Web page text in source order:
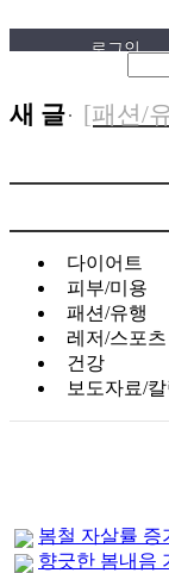
로그인
새 글 [패션/
[보도
와 배트
이 위..
[건강]
효능..
[건강]
예방수..
[보도자
공간 ‘오
[보도
손잡고
[건강]
[다이
움되는
[패션/
‘지구의
다이어트
피부/미용
패션/유행
레저/스포츠
건강
보도자료/칼
봄철 자살률 증
향긋한 봄내음